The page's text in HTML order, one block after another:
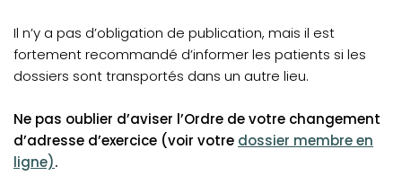
Il n’y a pas d’obligation de publication, mais il est
fortement recommandé d’informer les patients si les
dossiers sont transportés dans un autre lieu.
Ne pas oublier d’aviser l’Ordre de votre changement
d’adresse d’exercice (voir votre (opens in a new tab)
dossier membre en
ligne).